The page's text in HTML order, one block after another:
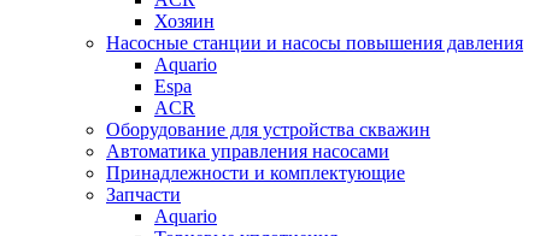
Хозяин
Насосные станции и насосы повышения давления
Aquario
Espa
ACR
Оборудование для устройства скважин
Автоматика управления насосами
Принадлежности и комплектующие
Запчасти
Aquario